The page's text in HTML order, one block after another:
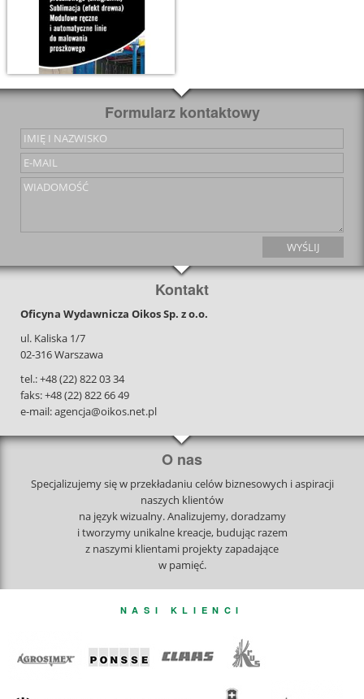
Formularz kontaktowy
Kontakt
Oficyna Wydawnicza Oikos Sp. z o.o.
ul. Kaliska 1/7
02-316 Warszawa
tel.: +48 (22) 822 03 34
faks: +48 (22) 822 66 49
e-mail: agencja@oikos.net.pl
O nas
Specjalizujemy się w przekładaniu celów biznesowych i aspiracji
naszych klientów
na język wizualny. Analizujemy, doradzamy
i tworzymy unikalne kreacje, budując razem
z naszymi klientami projekty zapadające
w pamięć.
NASI KLIENCI